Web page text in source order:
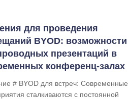
для проведения
BYOD: возможности
презентаций в
конференц-залах
# BYOD для встреч: Современные
сталкиваются с постоянной